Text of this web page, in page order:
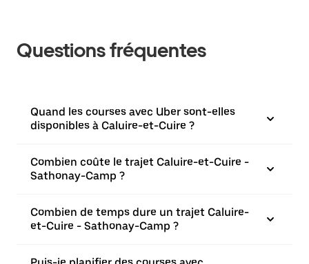
Questions fréquentes
Quand les courses avec Uber sont-elles
disponibles à Caluire-et-Cuire ?
Combien coûte le trajet Caluire-et-Cuire -
Sathonay-Camp ?
Combien de temps dure un trajet Caluire-
et-Cuire - Sathonay-Camp ?